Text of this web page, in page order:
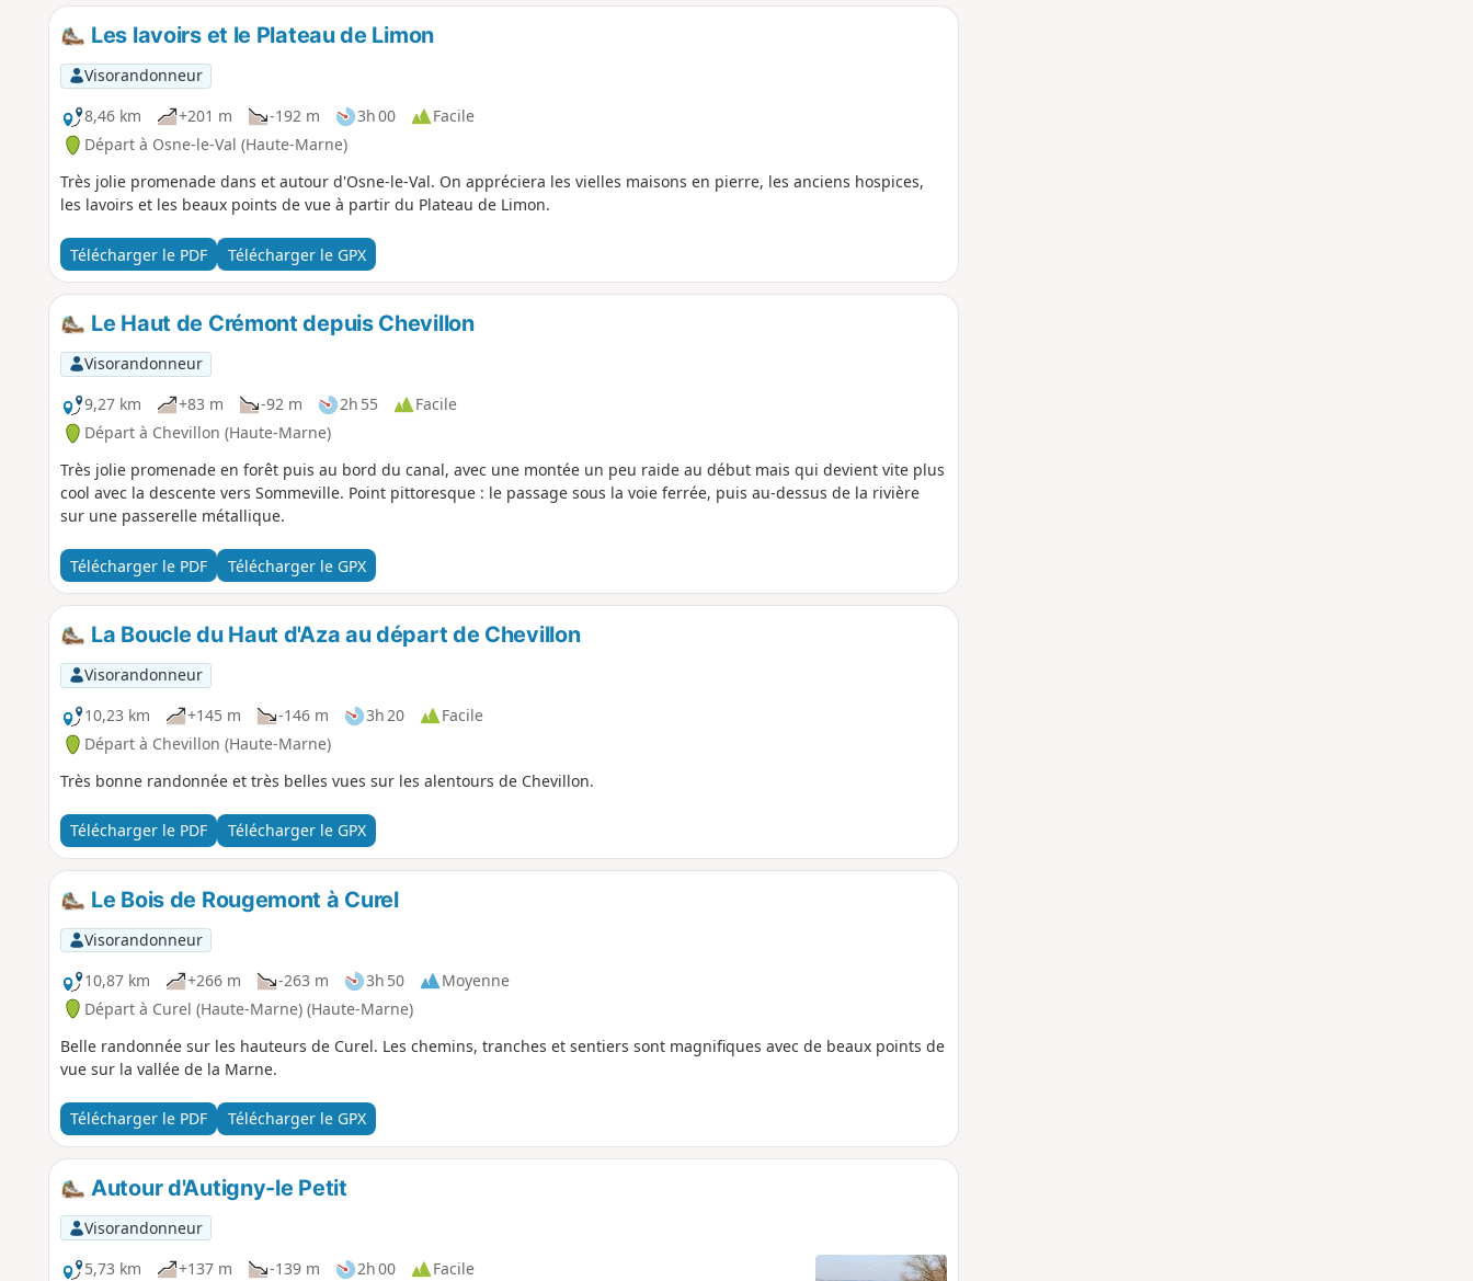
Les lavoirs et le Plateau de Limon
Visorandonneur
8,46 km
+201 m -192 m 3h 00
Facile
Départ à Osne-le-Val (Haute-Marne)
Très jolie promenade dans et autour d'Osne-le-Val. On appréciera les vielles maisons en pierre, les anciens hospices,
les lavoirs et les beaux points de vue à partir du Plateau de Limon.
Télécharger le PDF Télécharger le GPX
Le Haut de Crémont depuis Chevillon
Visorandonneur
9,27 km
+83 m -92 m 2h 55
Facile
Départ à Chevillon (Haute-Marne)
Très jolie promenade en forêt puis au bord du canal, avec une montée un peu raide au début mais qui devient vite plus
cool avec la descente vers Sommeville. Point pittoresque : le passage sous la voie ferrée, puis au-dessus de la rivière
sur une passerelle métallique.
Télécharger le PDF Télécharger le GPX
La Boucle du Haut d'Aza au départ de Chevillon
Visorandonneur
10,23 km
+145 m -146 m 3h 20
Facile
Départ à Chevillon (Haute-Marne)
Très bonne randonnée et très belles vues sur les alentours de Chevillon.
Télécharger le PDF Télécharger le GPX
Le Bois de Rougemont à Curel
Visorandonneur
10,87 km
+266 m -263 m 3h 50
Moyenne
Départ à Curel (Haute-Marne) (Haute-Marne)
Belle randonnée sur les hauteurs de Curel. Les chemins, tranches et sentiers sont magnifiques avec de beaux points de
vue sur la vallée de la Marne.
Télécharger le PDF Télécharger le GPX
Autour d'Autigny-le Petit
Visorandonneur
5,73 km
+137 m -139 m 2h 00
Facile